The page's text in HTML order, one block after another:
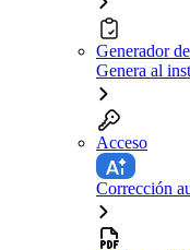
Generador
Genera al
Acceso
Corrección